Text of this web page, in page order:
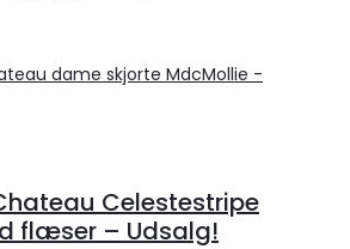
Celestestripe
flæser – Udsalg!